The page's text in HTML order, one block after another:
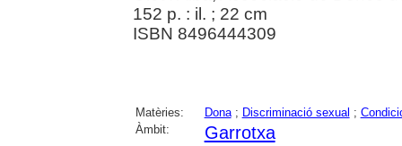
152 p. : il. ; 22 cm
ISBN 8496444309
Matèries: Dona; Discriminació sexual ;
Àmbit:
Garrotxa